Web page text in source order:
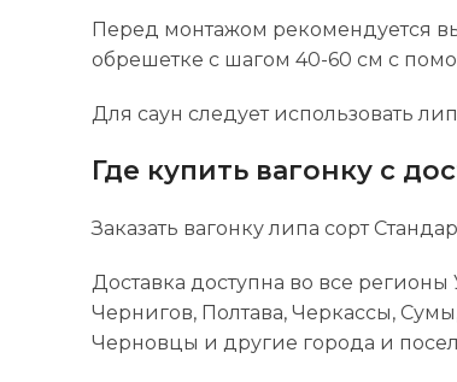
Перед монтажом рекомендуется
обрешетке с шагом 40-60 см с
Для саун следует использовать
Где купить вагонку с
Заказать вагонку липа сорт
Доставка доступна во все
Чернигов, Полтава, Черкассы,
Черновцы и другие города и